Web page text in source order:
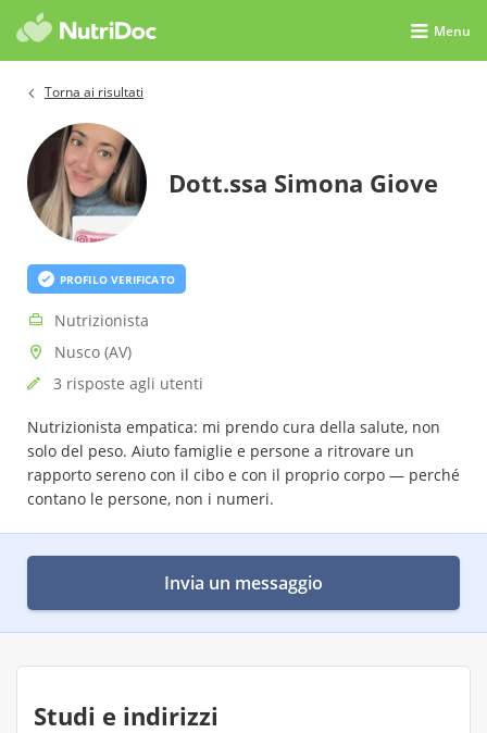
Menu
Torna ai risultati
Dott.ssa Simona Giove
PROFILO VERIFICATO
Nutrizionista
Nusco (AV)
3 risposte agli utenti
Nutrizionista empatica: mi prendo cura della salute, non
solo del peso. Aiuto famiglie e persone a ritrovare un
rapporto sereno con il cibo e con il proprio corpo — perché
contano le persone, non i numeri.
Invia un messaggio
Studi e indirizzi